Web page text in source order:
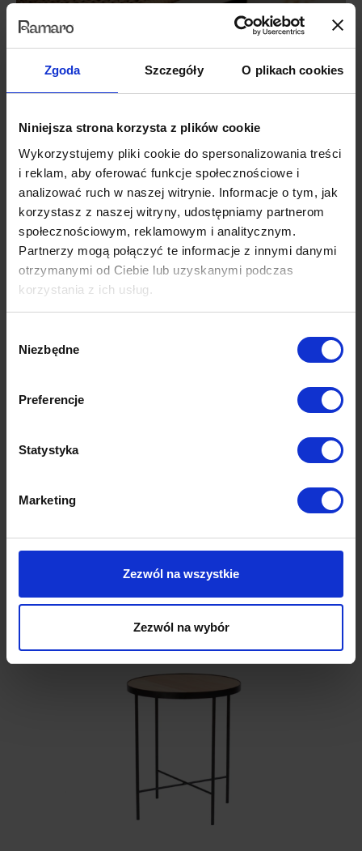
Zgoda Szczegóły O plikach cookies
Niniejsza strona korzysta z plików cookie
Wykorzystujemy pliki cookie do spersonalizowania treści
i reklam, aby oferować funkcje społecznościowe i
analizować ruch w naszej witrynie. Informacje o tym, jak
korzystasz z naszej witryny, udostępniamy partnerom
społecznościowym, reklamowym i analitycznym.
Partnerzy mogą połączyć te informacje z innymi danymi
otrzymanymi od Ciebie lub uzyskanymi podczas
korzystania z ich usług.
zgody
Niezbędne
Preferencje
Statystyka
Marketing
Zezwól na wszystkie
Zezwól na wybór
Dane techniczne
Model 3D
Produkty z tej samej kolekcji